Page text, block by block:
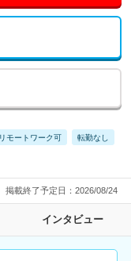
リモートワーク可 転勤なし
掲載終了予定日：2026/08/24
インタビュー